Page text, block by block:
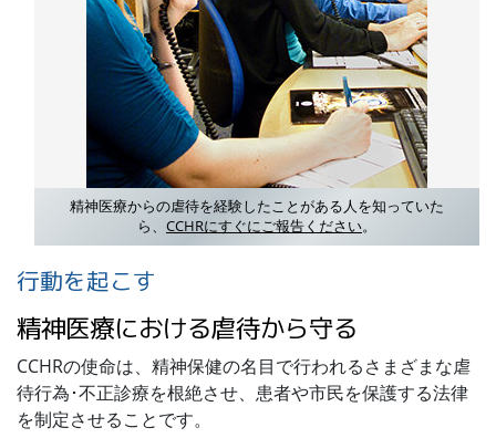
精神医療からの虐待を経験したことがある人を知っていた
ら、 CCHRにすぐにご報告ください。
行動を起こす
精神医療における虐待から守る
CCHRの使命は、精神保健の名目で行われるさまざまな虐
待行為･不正診療を根絶させ、患者や市民を保護する法律
を制定させることです。